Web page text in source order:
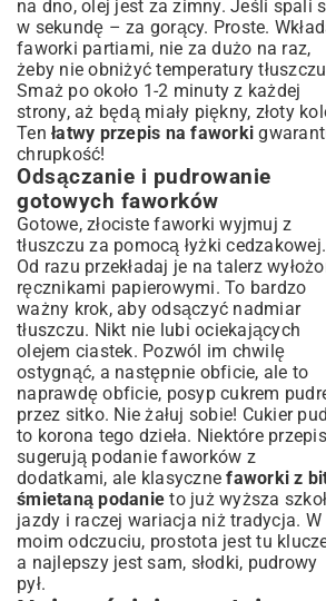
na dno, olej jest za zimny. Jeśli spali
w sekundę – za gorący. Proste.
faworki partiami, nie za dużo na raz,
żeby nie obniżyć temperatury
Smaż po około 1-2 minuty z każdej
strony, aż będą miały piękny, złoty
Ten łatwy przepis na faworki
chrupkość!
Odsączanie i pudrowanie
gotowych faworków
Gotowe, złociste faworki wyjmuj z
tłuszczu za pomocą łyżki cedzakowej.
Od razu przekładaj je na talerz
ręcznikami papierowymi. To bardzo
ważny krok, aby odsączyć nadmiar
tłuszczu. Nikt nie lubi ociekających
olejem ciastek. Pozwól im chwilę
ostygnąć, a następnie obficie, ale to
naprawdę obficie, posyp cukrem
przez sitko. Nie żałuj sobie! Cukier
to korona tego dzieła. Niektóre
sugerują podanie faworków z
dodatkami, ale klasycznefaworki z
śmietaną podanie to już wyższa
jazdy i raczej wariacja niż tradycja. W
moim odczuciu, prostota jest tu
a najlepszy jest sam, słodki, pudrowy
pył.